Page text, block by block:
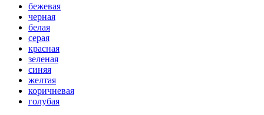
бежевая
черная
белая
серая
красная
зеленая
синяя
желтая
коричневая
голубая